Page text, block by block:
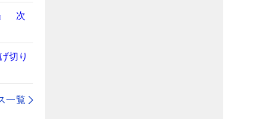
次
切り
一覧